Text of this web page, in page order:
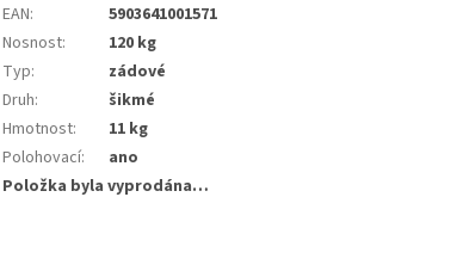
EAN:
5903641001571
Nosnost:
120 kg
Typ:
zádové
Druh:
šikmé
Hmotnost:
11 kg
Polohovací:
ano
Položka byla vyprodána…